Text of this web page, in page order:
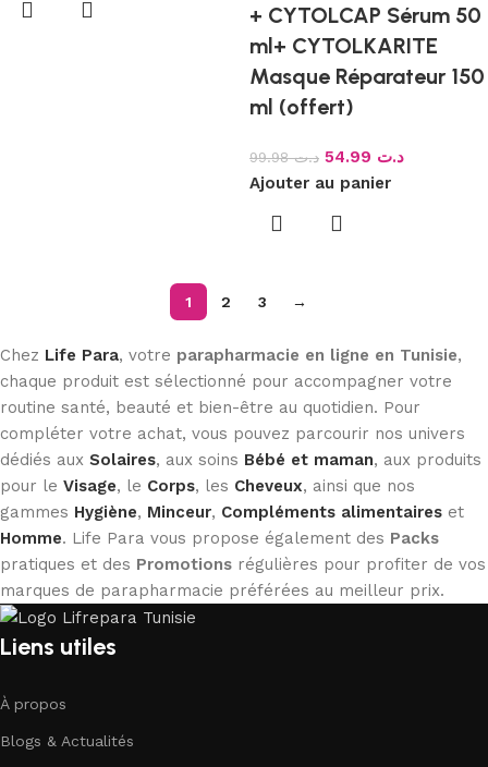
+ CYTOLCAP Sérum 50
ml+ CYTOLKARITE
Masque Réparateur 150
ml (offert)
د.ت99.98 د.ت
Ajouter au panier
1 2 3 →
Chez Life Para, votre parapharmacie en ligne en Tunisie,
chaque produit est sélectionné pour accompagner votre
routine santé, beauté et bien-être au quotidien. Pour
compléter votre achat, vous pouvez parcourir nos univers
dédiés aux Solaires, aux soins Bébé et maman, aux produits
pour le Visage, le Corps, les Cheveux, ainsi que nos
gammes Hygiène, Minceur, Compléments alimentaires et
Homme. Life Para vous propose également des Packs
pratiques et des Promotions régulières pour profiter de vos
marques de parapharmacie préférées au meilleur prix.
Liens utiles
À propos
Blogs & Actualités